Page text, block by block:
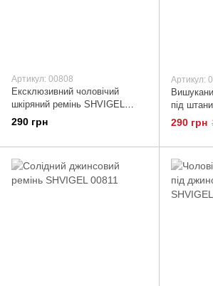
Артикул: 00808
Ексклюзивний чоловічий
шкіряний ремінь SHVIGEL
00808
290 грн
Артикул:
під
290 грн